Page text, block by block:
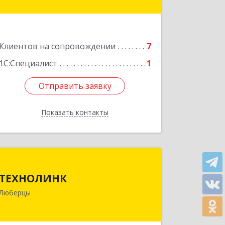
Клиентов на сопровождении
7
1С:Специалист
1
Отправить заявку
Показать контакты
Подробнее
Отправить заявку
Назад
ТЕХНОЛИНК